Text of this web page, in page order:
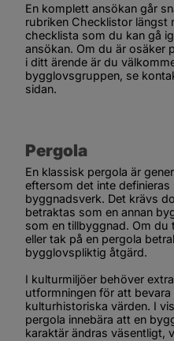
En komplett ansökan går
rubriken Checklistor längst
checklista som du kan gå
ansökan. Om du är osäker
i ditt ärende är du
bygglovsgruppen, se
sidan.
Pergola
En klassisk pergola är
eftersom det inte
byggnadsverk. Det krävs
betraktas som en annan
som en tillbyggnad. Om du
eller tak på en pergola
bygglovspliktig åtgärd.
I kulturmiljöer behöver
utformningen för att
kulturhistoriska värden. I
pergola innebära att en
karaktär ändras väsentligt,